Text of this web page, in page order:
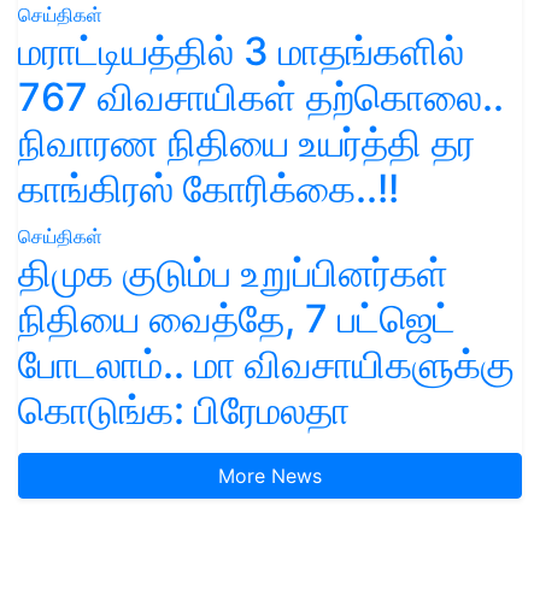
செய்திகள்
மராட்டியத்தில் 3 மாதங்களில்
767 விவசாயிகள் தற்கொலை..
நிவாரண நிதியை உயர்த்தி தர
காங்கிரஸ் கோரிக்கை..!!
செய்திகள்
திமுக குடும்ப உறுப்பினர்கள்
நிதியை வைத்தே, 7 பட்ஜெட்
போடலாம்.. மா விவசாயிகளுக்கு
கொடுங்க: பிரேமலதா
More News